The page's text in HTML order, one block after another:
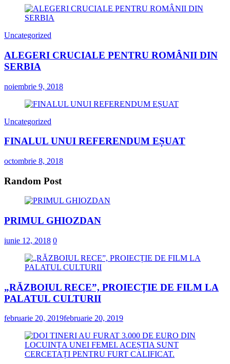
Uncategorized
ALEGERI CRUCIALE PENTRU ROMÂNII DIN
SERBIA
noiembrie 9, 2018
Uncategorized
FINALUL UNUI REFERENDUM EȘUAT
octombrie 8, 2018
Random Post
PRIMUL GHIOZDAN
iunie 12, 2018 0
„RĂZBOIUL RECE”, PROIECȚIE DE FILM LA
PALATUL CULTURII
februarie 20, 2019februarie 20, 2019